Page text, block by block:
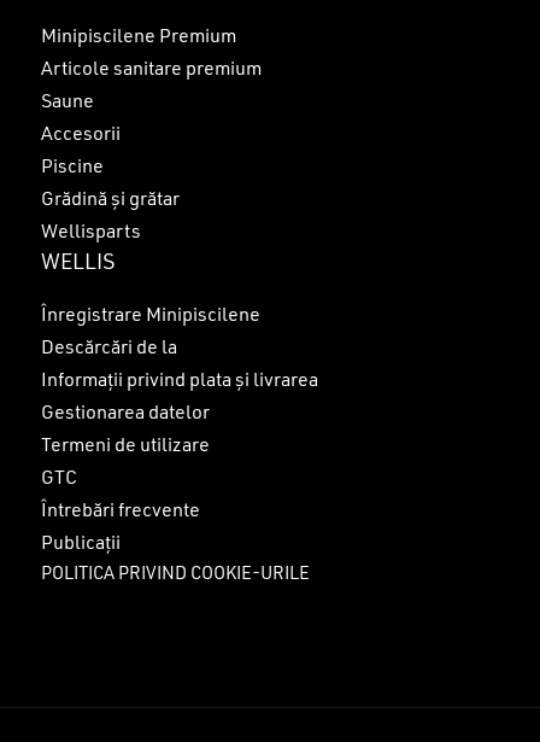
Minipiscilene Premium
Articole sanitare premium
Saune
Accesorii
Piscine
Grădină și grătar
Wellisparts
WELLIS
Înregistrare Minipiscilene
Descărcări de la
Informații privind plata și livrarea
Gestionarea datelor
Termeni de utilizare
GTC
Întrebări frecvente
Publicații
POLITICA PRIVIND COOKIE-URILE